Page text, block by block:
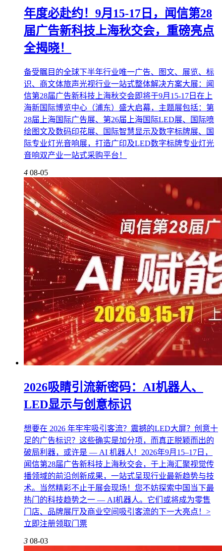
年度必赴约！9月15-17日，闻信第28
届广告新科技上海秋交会，重磅亮点
全揭晓！
备受瞩目的全球下半年行业唯一广告、图文、展览、标
识、商文体旅声光视行业一站式整体解决方案大展：闻
信第28届广告新科技上海秋交会即将于9月15-17日在上
海新国际博览中心（浦东）盛大启幕，主题展包括：第
28届上海国际广告展、第26届上海国际LED展、国际喷
绘图文及数码印花展、国际智慧显示及数字标牌展、国
际专业灯光音响展，打造广印及LED数字标牌专业灯光
音响双产业一站式采购平台！
4 08-05
2026吸睛引流新密码：AI机器人、
LED显示与创意标识
想要在 2026 年牢牢吸引客流？震撼的LED大屏？创意十
足的广告标识？这些确实是加分项，而真正脱颖而出的
破局利器，或许是 — AI 机器人！2026年9月15–17日，
闻信第28届广告新科技上海秋交会，于上海汇聚视觉传
播领域的前沿创新成果，一站式呈现行业最新趋势与技
术。当然精彩不止于展会现场！您不妨探索中国当下最
热门的科技趋势之一 — AI机器人。它们或将成为零售
门店、品牌展厅及商业空间吸引客流的下一大亮点！>
立即注册领取门票
3 08-03